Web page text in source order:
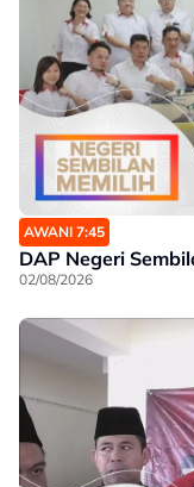
AWANI 7:45
DAP Negeri
02/08/2026